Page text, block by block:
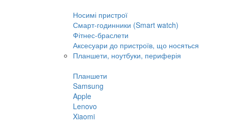
Носимі пристрої
Смарт-годинники (Smart watch)
Фітнес-браслети
Аксесуари до пристроїв, що носяться
Планшети, ноутбуки, периферія
Планшети
Samsung
Apple
Lenovo
Xiaomi